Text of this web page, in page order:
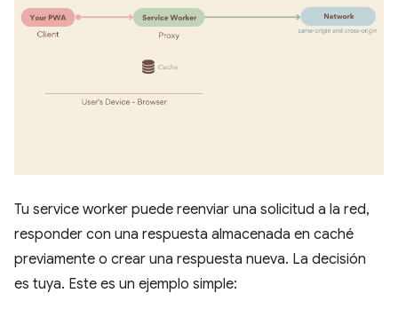
Tu service worker puede reenviar una solicitud a la red,
responder con una respuesta almacenada en caché
previamente o crear una respuesta nueva. La decisión
es tuya. Este es un ejemplo simple: